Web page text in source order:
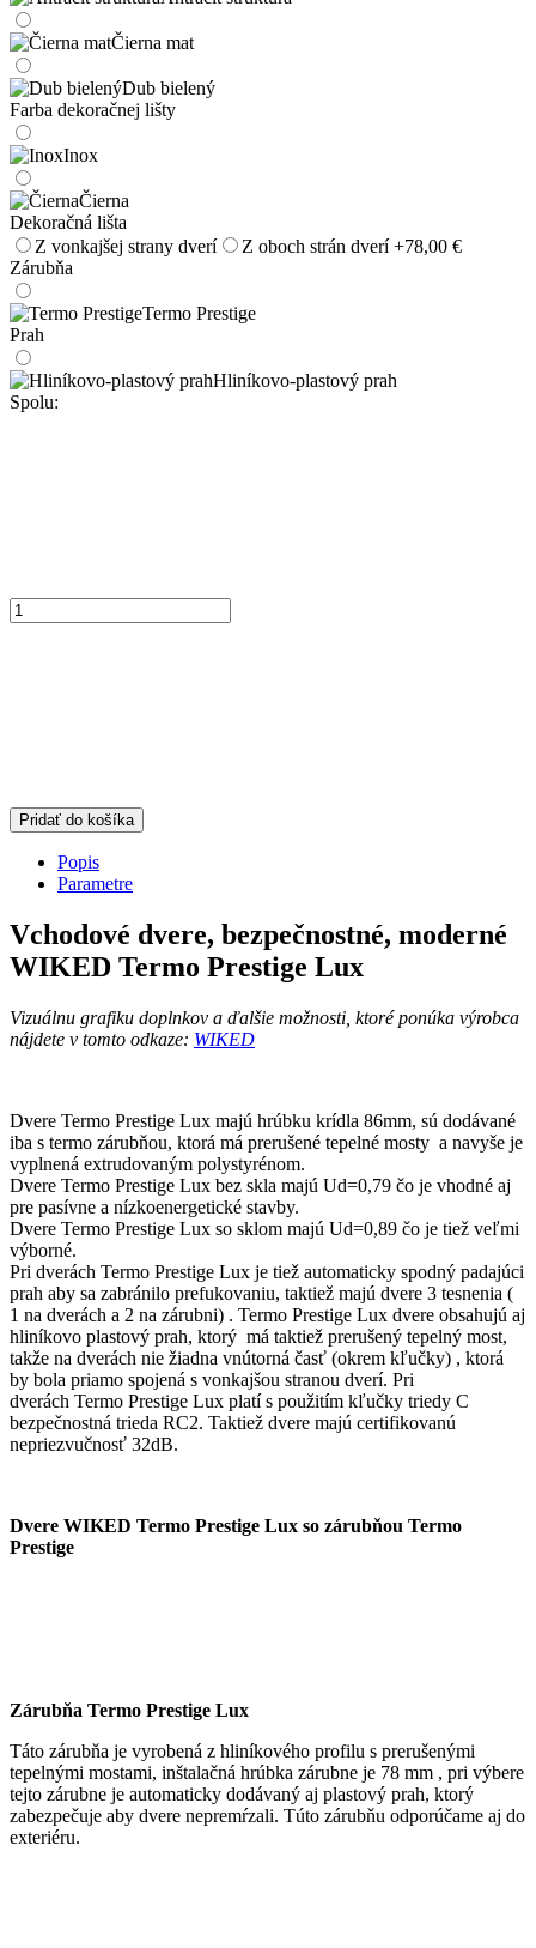
Čierna mat
Dub bielený
Farba dekoračnej lišty
Inox
Čierna
Dekoračná lišta
Z vonkajšej strany dverí
Z oboch strán dverí +78,00 €
Zárubňa
Termo Prestige
Prah
Hliníkovo-plastový prah
Spolu:
Pridať do košíka
Popis
Parametre
Vchodové dvere, bezpečnostné, moderné
WIKED Termo Prestige Lux
Vizuálnu grafiku doplnkov a ďalšie možnosti, ktoré ponúka výrobca
nájdete v tomto odkaze: WIKED
Dvere Termo Prestige Lux majú hrúbku krídla 86mm, sú dodávané
iba s termo zárubňou, ktorá má prerušené tepelné mosty a navyše je
vyplnená extrudovaným polystyrénom.
Dvere Termo Prestige Lux bez skla majú Ud=0,79 čo je vhodné aj
pre pasívne a nízkoenergetické stavby.
Dvere Termo Prestige Lux so sklom majú Ud=0,89 čo je tiež veľmi
výborné.
Pri dverách Termo Prestige Lux je tiež automaticky spodný padajúci
prah aby sa zabránilo prefukovaniu, taktiež majú dvere 3 tesnenia (
1 na dverách a 2 na zárubni) . Termo Prestige Lux dvere obsahujú aj
hliníkovo plastový prah, ktorý má taktiež prerušený tepelný most,
takže na dverách nie žiadna vnútorná časť (okrem kľučky) , ktorá
by bola priamo spojená s vonkajšou stranou dverí. Pri
dverách Termo Prestige Lux platí s použitím kľučky triedy C
bezpečnostná trieda RC2. Taktiež dvere majú certifikovanú
nepriezvučnosť 32dB.
Dvere WIKED Termo Prestige Lux so zárubňou Termo
Prestige
Zárubňa Termo Prestige Lux
Táto zárubňa je vyrobená z hliníkového profilu s prerušenými
tepelnými mostami, inštalačná hrúbka zárubne je 78 mm , pri výbere
tejto zárubne je automaticky dodávaný aj plastový prah, ktorý
zabezpečuje aby dvere nepremŕzali. Túto zárubňu odporúčame aj do
exteriéru.